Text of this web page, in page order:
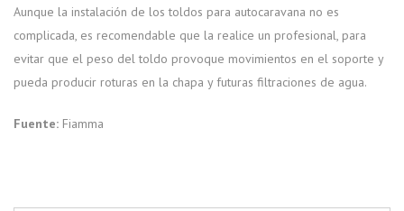
Aunque la instalación de los toldos para autocaravana no es
complicada, es recomendable que la realice un profesional, para
evitar que el peso del toldo provoque movimientos en el soporte y
pueda producir roturas en la chapa y futuras filtraciones de agua.
Fuente: Fiamma